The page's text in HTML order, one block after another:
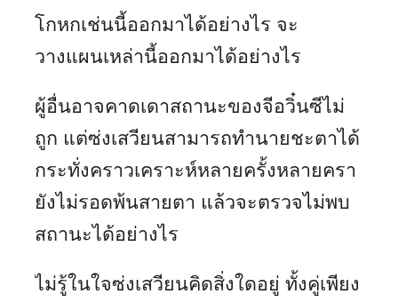
โกหกเช่นนี้ออกมาได้อย่างไร จะ
วางแผนเหล่านี้ออกมาได้อย่างไร
ผู้อื่นอาจคาดเดาสถานะของจีอวิ๋นซีไม่
ถูก แต่ซ่งเสวียนสามารถทำนายชะตาได้
กระทั่งคราวเคราะห์หลายครั้งหลายครา
ยังไม่รอดพ้นสายตา แล้วจะตรวจไม่พบ
สถานะได้อย่างไร
ไม่รู้ในใจซ่งเสวียนคิดสิ่งใดอยู่ ทั้งคู่เพียง